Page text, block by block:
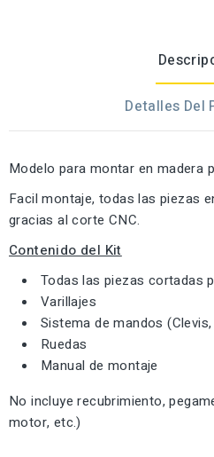
Detalles Del
Modelo para montar en madera
Facil montaje, todas las piezas
gracias al corte CNC.
Contenido del Kit
Todas las piezas cortadas
Varillajes
Sistema de mandos
Ruedas
Manual de montaje
No incluye recubrimiento,
motor, etc.)